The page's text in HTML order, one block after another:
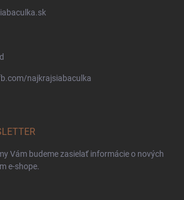
najkrajsiabaculka
Vám budeme zasielať informácie o nových
e-shope.